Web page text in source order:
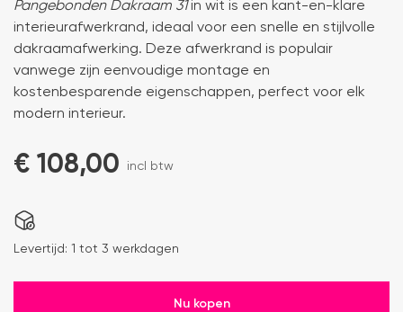
Pangebonden Dakraam 31in wit is een kant-en-klare
interieurafwerkrand, ideaal voor een snelle en stijlvolle
dakraamafwerking. Deze afwerkrand is populair
vanwege zijn eenvoudige montage en
kostenbesparende eigenschappen, perfect voor elk
modern interieur.
€ 108,00 incl btw
Levertijd: 1 tot 3 werkdagen
Nu kopen